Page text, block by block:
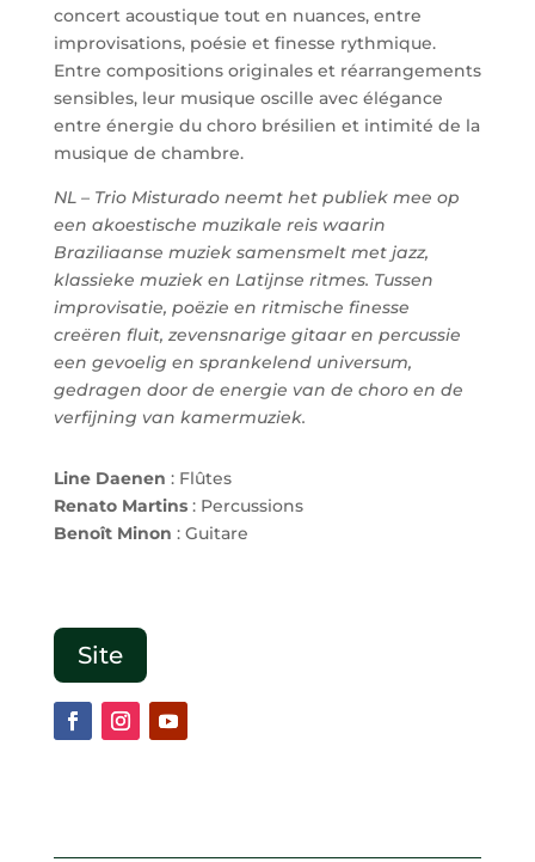
concert acoustique tout en nuances, entre
improvisations, poésie et finesse rythmique.
Entre compositions originales et réarrangements
sensibles, leur musique oscille avec élégance
entre énergie du choro brésilien et intimité de la
musique de chambre.
NL – Trio Misturado neemt het publiek mee op
een akoestische muzikale reis waarin
Braziliaanse muziek samensmelt met jazz,
klassieke muziek en Latijnse ritmes. Tussen
improvisatie, poëzie en ritmische finesse
creëren fluit, zevensnarige gitaar en percussie
een gevoelig en sprankelend universum,
gedragen door de energie van de choro en de
verfijning van kamermuziek.
Line Daenen : Flûtes
Renato Martins: Percussions
Benoît Minon : Guitare
Site